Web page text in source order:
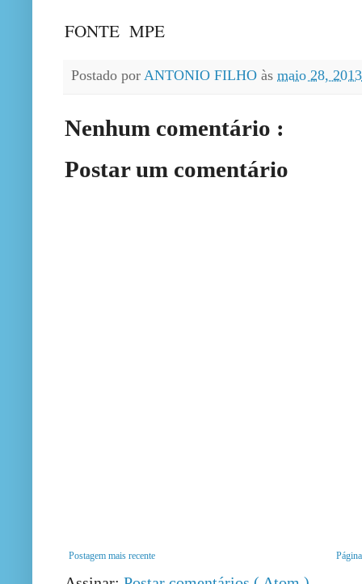
FONTE MPE
Postado por ANTONIO FILHO às maio 28,
Nenhum comentário :
Postar um comentário
Postagem mais recente